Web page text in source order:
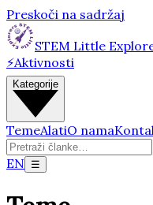
Preskoči na sadržaj
STEM Little
⚡Aktivnosti
Kategorije
TemeAlatiO nama
EN ☰